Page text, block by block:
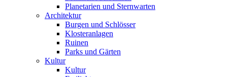
Planetarien und Sternwarten
Architektur
Burgen und Schlösser
Klosteranlagen
Ruinen
Parks und Gärten
Kultur
Kultur